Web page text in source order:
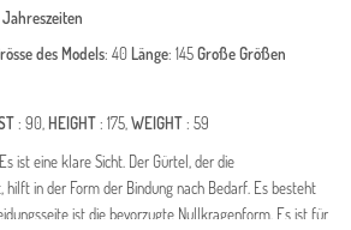
Jahreszeiten
des Models: 40 Länge: 145Große Größen
: 90, HEIGHT: 175,WEIGHT: 59
ist eine klare Sicht. Der Gürtel, der die
in der Form der Bindung nach Bedarf. Es besteht
ist die bevorzugte Nullkragenform. Es ist für